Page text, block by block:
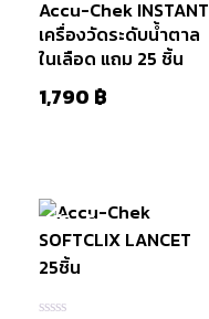
5
Accu-Chek INSTANT
เครื่องวัดระดับน้ำตาล
ในเลือด แถม 25 ชิ้น
1,790 ฿
หยิบใส่
ตะกร้า
มีสินค้า